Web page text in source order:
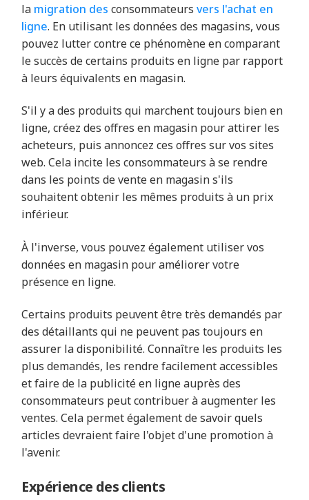
la migration des consommateursvers l'achat en
ligne. En utilisant les données des magasins, vous
pouvez lutter contre ce phénomène en comparant
le succès de certains produits en ligne par rapport
à leurs équivalents en magasin.
S'il y a des produits qui marchent toujours bien en
ligne, créez des offres en magasin pour attirer les
acheteurs, puis annoncez ces offres sur vos sites
web. Cela incite les consommateurs à se rendre
dans les points de vente en magasin s'ils
souhaitent obtenir les mêmes produits à un prix
inférieur.
À l'inverse, vous pouvez également utiliser vos
données en magasin pour améliorer votre
présence en ligne.
Certains produits peuvent être très demandés par
des détaillants qui ne peuvent pas toujours en
assurer la disponibilité. Connaître les produits les
plus demandés, les rendre facilement accessibles
et faire de la publicité en ligne auprès des
consommateurs peut contribuer à augmenter les
ventes. Cela permet également de savoir quels
articles devraient faire l'objet d'une promotion à
l'avenir.
Expérience des clients